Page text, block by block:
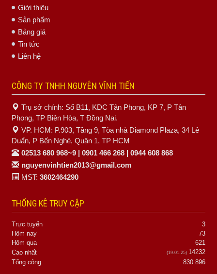
Giới thiệu
Sản phẩm
Bảng giá
Tin tức
Liên hệ
CÔNG TY TNHH NGUYÊN VĨNH TIẾN
Trụ sở chính: Số B11, KDC Tân Phong, KP 7, P Tân
Phong, TP Biên Hòa, T Đồng Nai.
VP. HCM: P.903, Tầng 9, Tòa nhà Diamond Plaza, 34 Lê
Duẩn, P Bến Nghé, Quận 1, TP HCM
02513 680 968~9 | 0901 466 268 | 0944 608 868
nguyenvinhtien2013@gmail.com
MST: 3602464290
THỐNG KÊ TRUY CẬP
Trực tuyến
3
Hôm nay
73
Hôm qua
621
Cao nhất
(19.01.25) 14232
Tổng cộng
830.896